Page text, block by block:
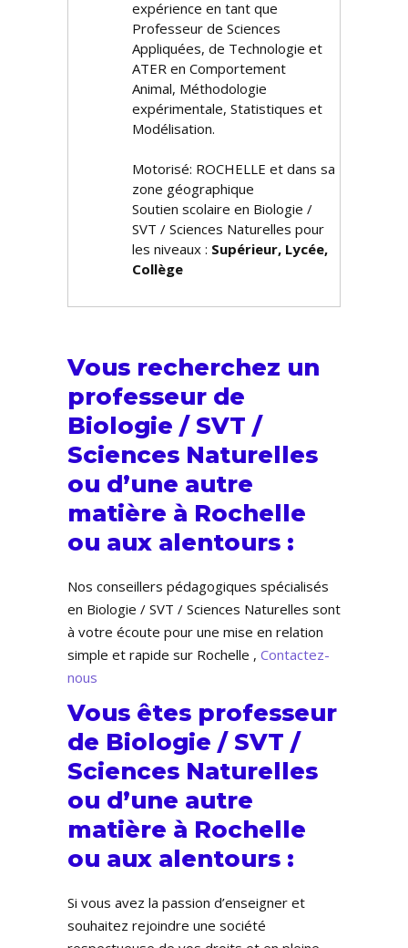
expérience en tant que
Professeur de Sciences
Appliquées, de Technologie et
ATER en Comportement
Animal, Méthodologie
expérimentale, Statistiques et
Modélisation.
Motorisé: ROCHELLE et dans sa
zone géographique
Soutien scolaire en Biologie /
SVT / Sciences Naturelles pour
les niveaux : Supérieur, Lycée,
Collège
Vous recherchez un
professeur de
Biologie / SVT /
Sciences Naturelles
ou d’une autre
matière à Rochelle
ou aux alentours :
Nos conseillers pédagogiques spécialisés
en Biologie / SVT / Sciences Naturelles sont
à votre écoute pour une mise en relation
simple et rapide sur Rochelle , Contactez-
nous
Vous êtes professeur
de Biologie / SVT /
Sciences Naturelles
ou d’une autre
matière à Rochelle
ou aux alentours :
Si vous avez la passion d’enseigner et
souhaitez rejoindre une société